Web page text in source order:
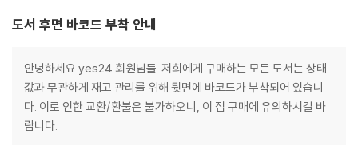
도서 후면 바코드 부착 안내
안녕하세요 yes24 회원님들. 저희에게 구매하는 모든 도서는 상태
값과 무관하게 재고 관리를 위해 뒷면에 바코드가 부착되어 있습니
다. 이로 인한 교환/환불은 불가하오니, 이 점 구매에 유의하시길 바
랍니다.